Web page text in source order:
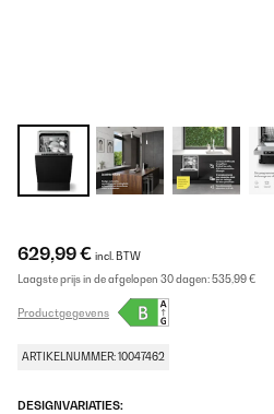
629,99 € incl. BTW
Laagste prijs in de afgelopen 30 dagen:535,99 €
Productgegevens
ARTIKELNUMMER: 10047462
DESIGNVARIATIES: